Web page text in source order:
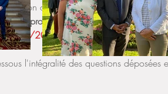
de l'AEFE (Agence pour
an. Le prochain se déroulera le mardi
11/2019 : Les réponses sont
l'intégralité des questions